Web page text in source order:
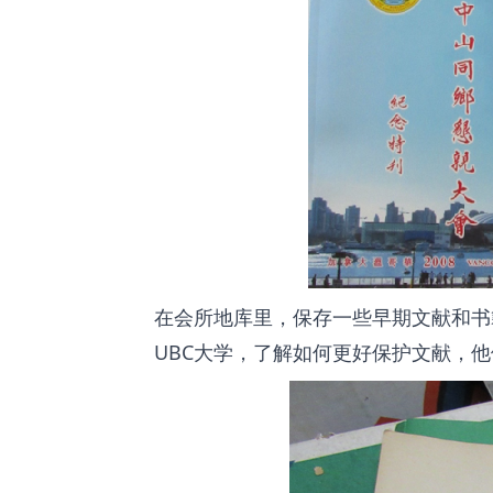
在会所地库里，保存一些早期文献和
UBC大学，了解如何更好保护文献，